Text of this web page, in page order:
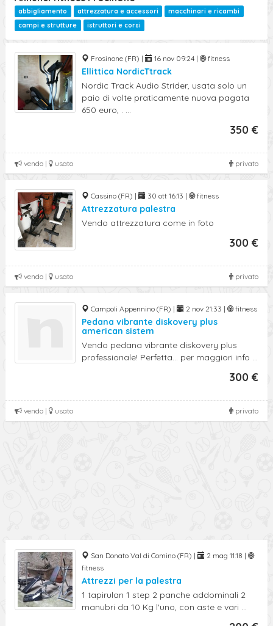
abbigliamento attrezzatura e accessori
macchinari e ricambi
campi e strutture
istruttori e corsi
Frosinone (FR) | 16 nov 09:24 | fitness
Ellittica NordicTtrack
Nordic Track Audio Strider, usata solo un
paio di volte praticamente nuova pagata
650 euro, . ...
350 €
privato
vendo | usato
Cassino (FR) | 30 ott 16:13 | fitness
Attrezzatura palestra
Vendo attrezzatura come in foto
300 €
privato
vendo | usato
Campoli Appennino (FR) | 2 nov 21:33 | fitness
Pedana vibrante diskovery plus
american sistem
Vendo pedana vibrante diskovery plus
professionale! Perfetta... per maggiori info ...
300 €
privato
vendo | usato
San Donato Val di Comino (FR) |
2 mag 11:18 |
fitness
Attrezzi per la palestra
1 tapirulan 1 step 2 panche addominali 2
manubri da 10 Kg l'uno, con aste e vari ...